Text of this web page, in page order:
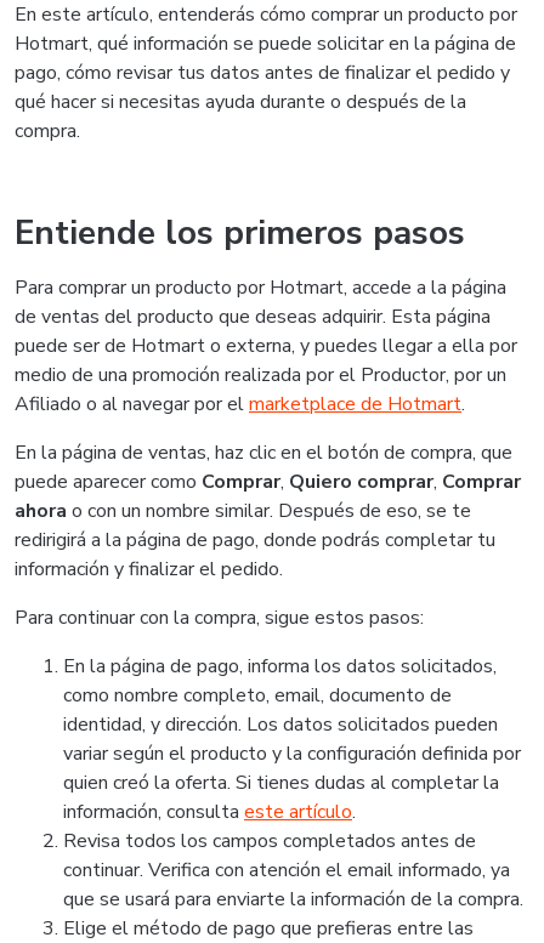
En este artículo, entenderás cómo comprar un producto por
Hotmart, qué información se puede solicitar en la página de
pago, cómo revisar tus datos antes de finalizar el pedido y
qué hacer si necesitas ayuda durante o después de la
compra.
Entiende los primeros pasos
Para comprar un producto por Hotmart, accede a la página
de ventas del producto que deseas adquirir. Esta página
puede ser de Hotmart o externa, y puedes llegar a ella por
medio de una promoción realizada por el Productor, por un
Afiliado o al navegar por elmarketplace de Hotmart.
En la página de ventas, haz clic en el botón de compra, que
puede aparecer como Comprar, Quiero comprar, Comprar
ahora o con un nombre similar. Después de eso, se te
redirigirá a la página de pago, donde podrás completar tu
información y finalizar el pedido.
Para continuar con la compra, sigue estos pasos:
En la página de pago, informa los datos solicitados,
como nombre completo, email, documento de
identidad, y dirección. Los datos solicitados pueden
variar según el producto y la configuración definida por
quien creó la oferta. Si tienes dudas al completar la
información, consulta este artículo.
Revisa todos los campos completados antes de
continuar. Verifica con atención el email informado, ya
que se usará para enviarte la información de la compra.
Elige el método de pago que prefieras entre las